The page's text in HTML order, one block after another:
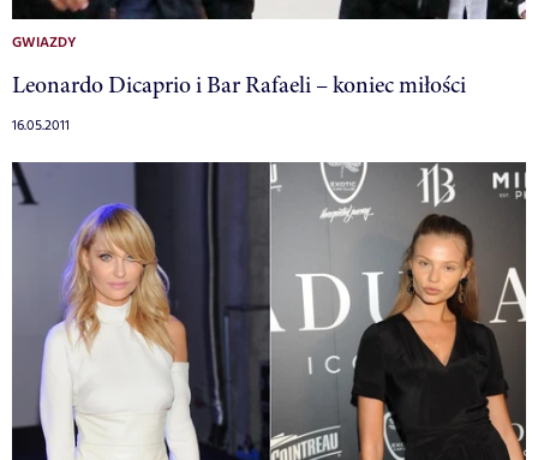
GWIAZDY
Leonardo Dicaprio i Bar Rafaeli – koniec miłości
16.05.2011